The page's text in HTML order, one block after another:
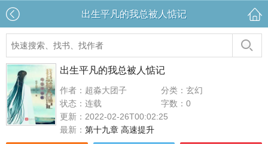
出生平凡的我总被人惦记
出生平凡的我总被人惦记
作者：超淼大团子
分类：玄幻
状态：连载
字数：0
更新：2022-02-26T00:02:25
最新： 第十九章 高速提升